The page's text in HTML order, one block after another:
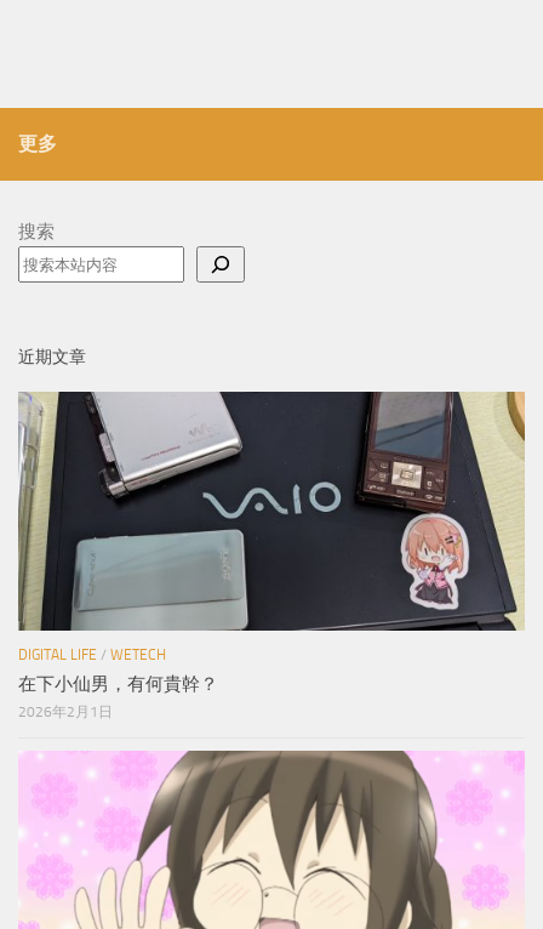
更多
搜索
近期文章
DIGITAL LIFE / WETECH
在下小仙男，有何貴幹？
2026年2月1日